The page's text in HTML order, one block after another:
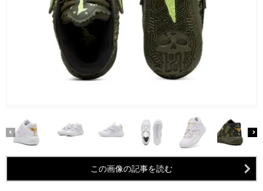
この画像の記事を読む